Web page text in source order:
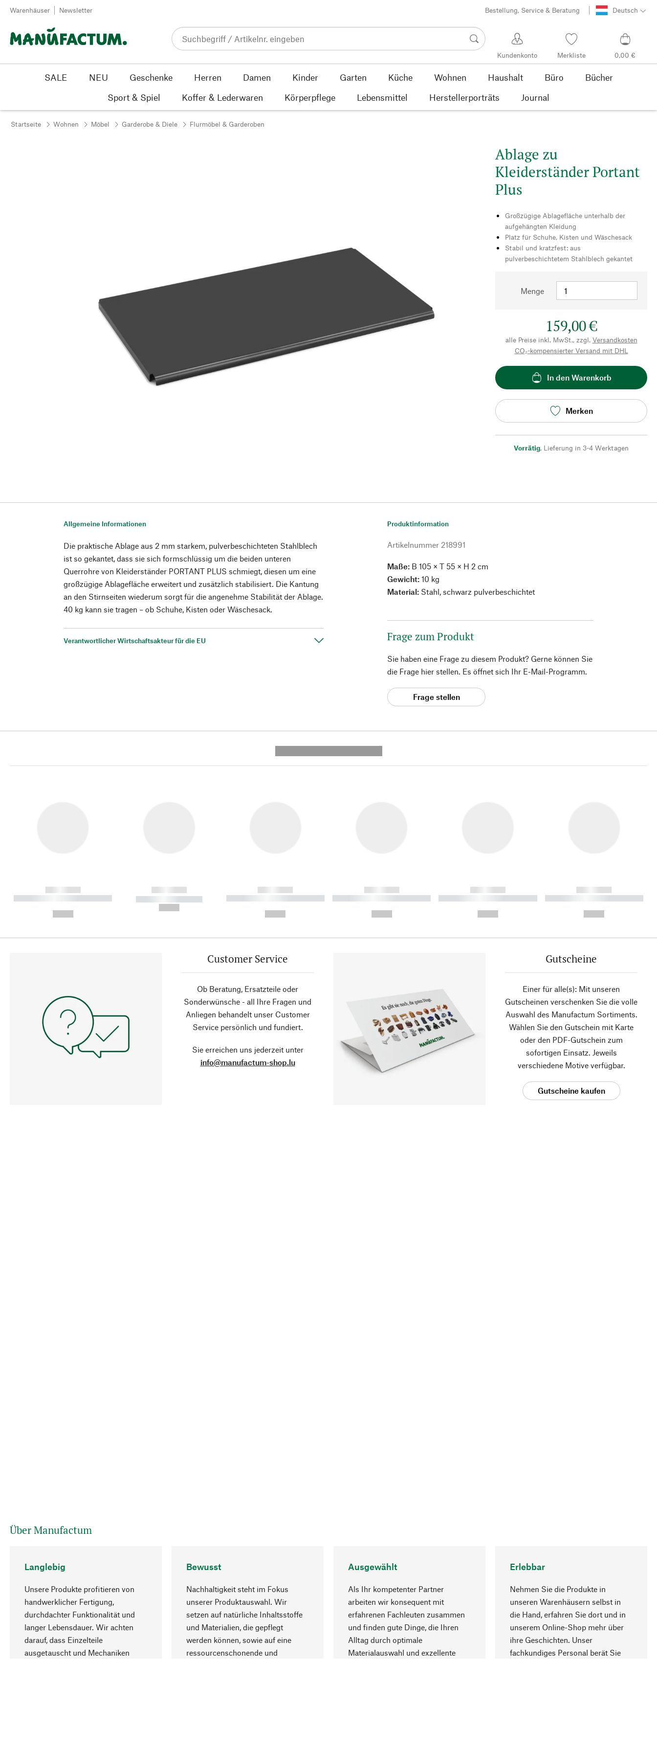
Zum Inhalt springen
Warenhäuser Newsletter Bestellung, Service & Beratung Deutsch
Kundenkonto Merkliste 0,00 €
SALE NEU Geschenke Herren Damen Kinder Garten Küche Wohnen Haushalt Büro
Bücher
Sport & Spiel
Koffer & Lederwaren Körperpflege Lebensmittel Herstellerporträts Journal
Startseite Wohnen Möbel Garderobe & Diele Flurmöbel & Garderoben
Ablage zu
Kleiderständer Portant
Plus
Großzügige Ablagefläche unterhalb der
aufgehängten Kleidung
Platz für Schuhe, Kisten und Wäschesack
Stabil und kratzfest: aus
pulverbeschichtetem Stahlblech gekantet
Menge
159,00 €
alle Preise inkl. MwSt., zzgl. Versandkosten
CO₂-kompensierter Versand mit DHL
In den Warenkorb
Merken
Vorrätig, Lieferung in 3-4 Werktagen
Allgemeine Informationen
Die praktische Ablage aus 2 mm starkem, pulverbeschichteten Stahlblech
ist so gekantet, dass sie sich formschlüssig um die beiden unteren
Querrohre von Kleiderständer PORTANT PLUS schmiegt, diesen um eine
großzügige Ablagefläche erweitert und zusätzlich stabilisiert. Die Kantung
an den Stirnseiten wiederum sorgt für die angenehme Stabilität der Ablage.
40 kg kann sie tragen – ob Schuhe, Kisten oder Wäschesack.
Verantwortlicher Wirtschaftsakteur für die EU
Produktinformation
Artikelnummer 218991
Maße: B 105 × T 55 × H 2 cm
Gewicht: 10 kg
Material: Stahl, schwarz pulverbeschichtet
Frage zum Produkt
Sie haben eine Frage zu diesem Produkt? Gerne können Sie
die Frage hier stellen. Es öffnet sich Ihr E-Mail-Programm.
Frage stellen
------------
----------- ----------- ----------
------------
----------- -----------
------------
----------- ----------- ----------
------------
----------- ----------- ----------
------------
----------- ----------- ----------
------------
----------- ----------- ----------
Customer Service
Ob Beratung, Ersatzteile oder
Sonderwünsche - all Ihre Fragen und
Anliegen behandelt unser Customer
Service persönlich und fundiert.
Sie erreichen uns jederzeit unter
info@manufactum-shop.lu
Gutscheine
Einer für alle(s): Mit unseren
Gutscheinen verschenken Sie die volle
Auswahl des Manufactum Sortiments.
Wählen Sie den Gutschein mit Karte
oder den PDF-Gutschein zum
sofortigen Einsatz. Jeweils
verschiedene Motive verfügbar.
Gutscheine kaufen
Über Manufactum
Langlebig
Unsere Produkte profitieren von
handwerklicher Fertigung,
durchdachter Funktionalität und
langer Lebensdauer. Wir achten
darauf, dass Einzelteile
ausgetauscht und Mechaniken
Bewusst
Nachhaltigkeit steht im Fokus
unserer Produktauswahl. Wir
setzen auf natürliche Inhaltsstoffe
und Materialien, die gepflegt
werden können, sowie auf eine
ressourcenschonende und
Ausgewählt
Als Ihr kompetenter Partner
arbeiten wir konsequent mit
erfahrenen Fachleuten zusammen
und finden gute Dinge, die Ihren
Alltag durch optimale
Materialauswahl und exzellente
Erlebbar
Nehmen Sie die Produkte in
unseren Warenhäusern selbst in
die Hand, erfahren Sie dort und in
unserem Online-Shop mehr über
ihre Geschichten. Unser
fachkundiges Personal berät Sie